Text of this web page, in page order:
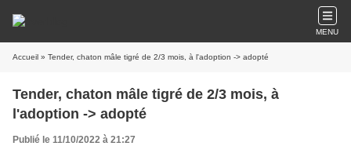
MENU
Accueil » Tender, chaton mâle tigré de 2/3 mois, à l'adoption -> adopté
Tender, chaton mâle tigré de 2/3 mois, à
l'adoption -> adopté
Publié le 11/10/2022 à 21:27